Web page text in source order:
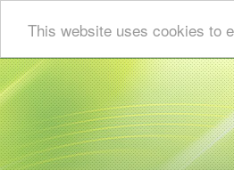
This website uses cookies to